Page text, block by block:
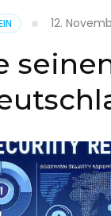
12.